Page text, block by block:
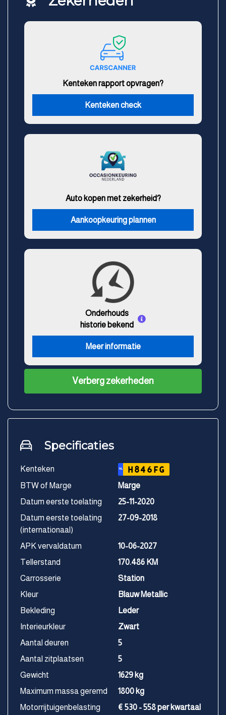
Kenteken rapport opvragen?
Kenteken check
Auto kopen met zekerheid?
Aankoopkeuring plannen
Onderhouds
historie bekend
Meer informatie
Verberg zekerheden
Specificaties
Kenteken NL H846FG
BTW of Marge
Marge
Datum eerste toelating
25-11-2020
Datum eerste toelating
(internationaal)
27-09-2018
APK vervaldatum
10-06-2027
Tellerstand
170.486 KM
Carrosserie
Station
Kleur
Blauw Metallic
Bekleding
Leder
Interieurkleur
Zwart
Aantal deuren
5
Aantal zitplaatsen
5
Gewicht
1629 kg
Maximum massa geremd
1800 kg
Motorrijtuigenbelasting
€ 530 - 558 per kwartaal